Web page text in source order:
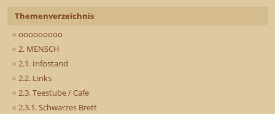
Themenverzeichnis
ooooooooo
2. MENSCH
2.1. Infostand
2.2. Links
2.3. Teestube / Cafe
2.3.1. Schwarzes Brett